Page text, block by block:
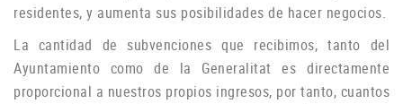
residentes, y aumenta sus posibilidades de hacer negocios.
La cantidad de subvenciones que recibimos, tanto del
Ayuntamiento como de la Generalitat es directamente
proporcional a nuestros propios ingresos, por tanto, cuantos